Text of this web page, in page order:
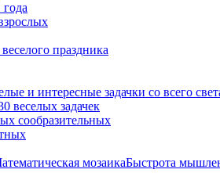
праздника
и интересные задачки со всего
веселых задачек
сообразительных
мозаикаБыстрота